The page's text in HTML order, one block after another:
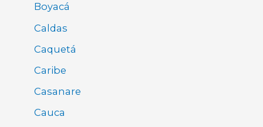
Boyacá
Caldas
Caquetá
Caribe
Casanare
Cauca